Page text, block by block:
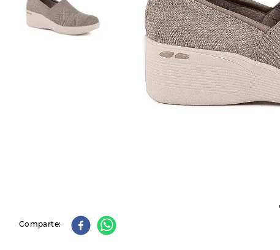
Comparte
9.
slip-ins
10. botas dama